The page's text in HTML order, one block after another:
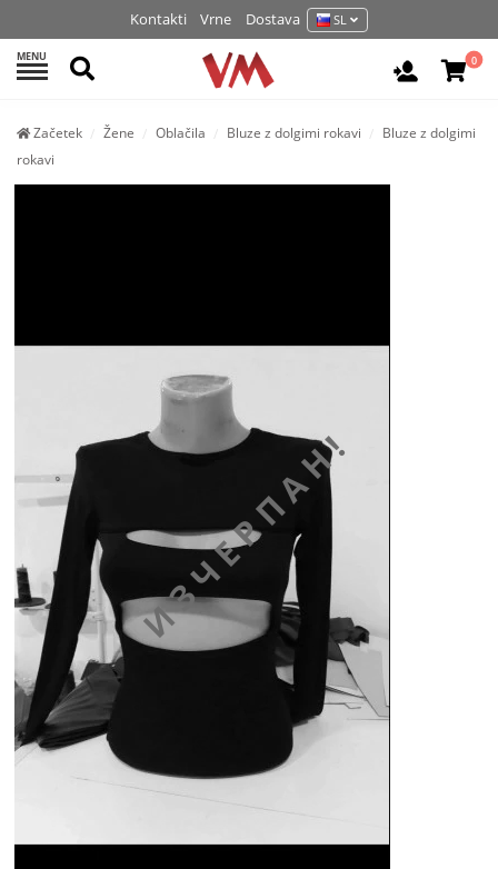
Kontakti Vrne Dostava SL
MENU Išči Prijava /
0
Začetek Žene Oblačila Bluze z dolgimi rokavi
Bluze z dolgimi
rokavi